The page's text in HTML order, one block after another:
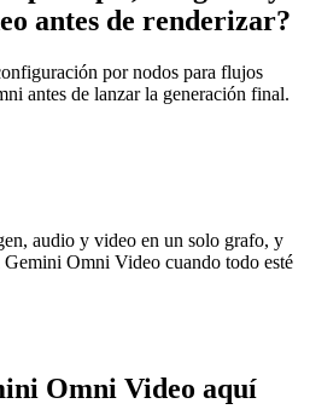
antes de renderizar?
por nodos para flujos
antes de lanzar la generación final.
audio y video en un solo grafo, y
Omni Video cuando todo esté
Omni Video aquí